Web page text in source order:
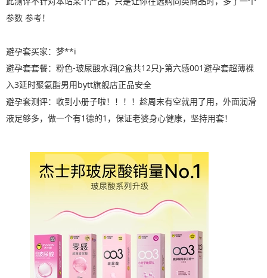
参数 参考！
避孕套买家：梦**i
避孕套套餐：粉色-玻尿酸水润(2盒共12只)-第六感001避孕套超薄裸
入3延时聚氨酯男用bytt旗舰店正品安全
避孕套测评：收到小册子啦！！！！趁周末有空就用了用，外面润滑
液足够多，做一个有1德的1，保证老婆身心健康，坚持用套！